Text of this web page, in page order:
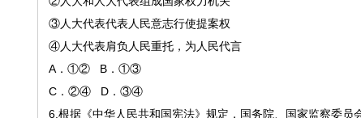
③人大代表代表人民意志行使提案权
④人大代表肩负人民重托，为人民代言
A．①② B．①③
C．②④ D．③④
6. 根据《中华人民共和国宪法》规定，国务院、国家监察委